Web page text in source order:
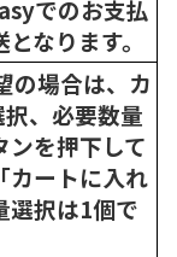
でのお支払
なります。
の場合は、カ
、必要数量
ンを押下して
カートに入れ
選択は1個で